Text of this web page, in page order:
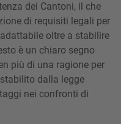
dei Cantoni, il che
di requisiti legali per
oltre a stabilire
è un chiaro segno
più di una ragione per
dalla legge
nei confronti di